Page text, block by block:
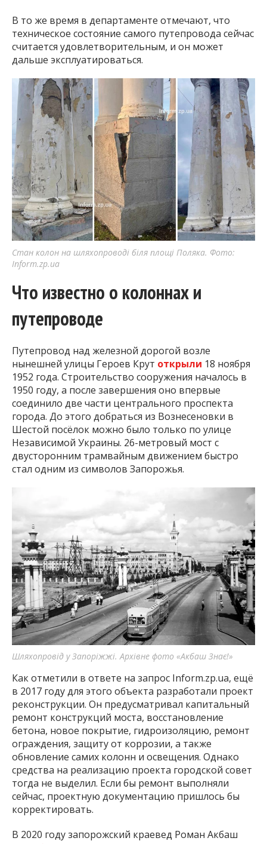
В то же время в департаменте отмечают, что
техническое состояние самого путепровода сейчас
считается удовлетворительным, и он может
дальше эксплуатироваться.
Стан колон на шляхопроводі біля площі Поляка. Фото:
Inform.zp.ua
Что известно о колоннах и
путепроводе
Путепровод над железной дорогой возле
нынешней улицы Героев Крут открыли 18 ноября
1952 года. Строительство сооружения началось в
1950 году, а после завершения оно впервые
соединило две части центрального проспекта
города. До этого добраться из Вознесеновки в
Шестой посёлок можно было только по улице
Независимой Украины. 26-метровый мост с
двусторонним трамвайным движением быстро
стал одним из символов Запорожья.
Шляхопровід у Запоріжжі. Архівне фото «Акбаш Знає!»
Как отметили в ответе на запрос Inform.zp.ua, ещё
в 2017 году для этого объекта разработали проект
реконструкции. Он предусматривал капитальный
ремонт конструкций моста, восстановление
бетона, новое покрытие, гидроизоляцию, ремонт
ограждения, защиту от коррозии, а также
обновление самих колонн и освещения. Однако
средства на реализацию проекта городской совет
тогда не выделил. Если бы ремонт выполняли
сейчас, проектную документацию пришлось бы
корректировать.
В 2020 году запорожский краевед Роман Акбаш